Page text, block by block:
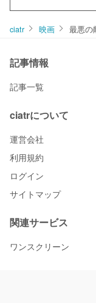
ciatr 映画 最悪の
記事情報
記事一覧
ciatrについて
運営会社
利用規約
ログイン
サイトマップ
関連サービス
ワンスクリーン